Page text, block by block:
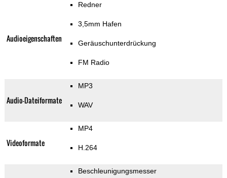
Audioeigenschaften
Redner
3,5mm Hafen
Geräuschunterdrückung
FM Radio
Audio-Dateiformate
MP3
WAV
Videoformate
MP4
H.264
Beschleunigungsmesser